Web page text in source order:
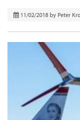
11/02/2018 by Peter